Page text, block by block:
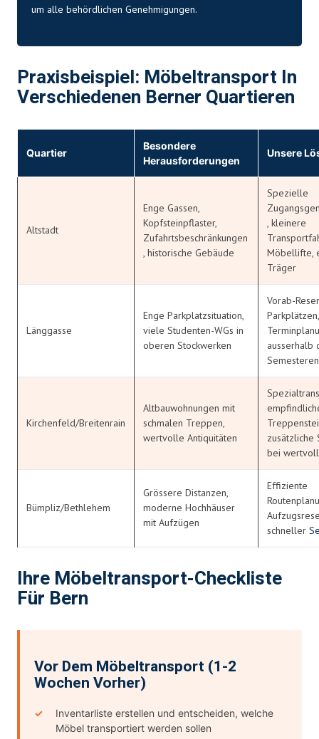
um alle behördlichen Genehmigungen.
Praxisbeispiel: Möbeltransport In
Verschiedenen Berner Quartieren
Quartier
Besondere
Herausforderungen
Unsere
Altstadt
Enge Gassen,
Kopfsteinpflaster,
Zufahrtsbeschränkungen
, historische Gebäude
Spezielle
, kleinere
Möbellifte,
Träger
Länggasse
Enge Parkplatzsituation,
viele Studenten-WGs in
oberen Stockwerken
Vorab-
ausserhalb
Kirchenfeld/Breitenrain
Altbauwohnungen mit
schmalen Treppen,
wertvolle Antiquitäten
zusätzliche
bei
Bümpliz/Bethlehem
Grössere Distanzen,
moderne Hochhäuser
mit Aufzügen
Effiziente
schneller
Ihre Möbeltransport-Checkliste
Für Bern
Vor Dem Möbeltransport (1-2
Wochen Vorher)
Inventarliste erstellen und entscheiden, welche
Möbel transportiert werden sollen